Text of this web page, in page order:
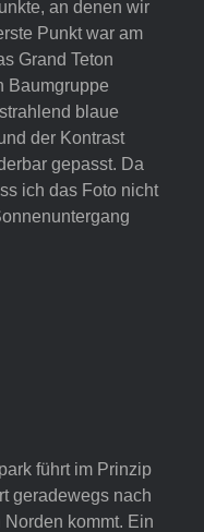
an denen wir
Punkt war am
Grand Teton
Baumgruppe
blaue
der Kontrast
gepasst. Da
ich das Foto nicht
führt im Prinzip
geradewegs nach
kommt. Ein